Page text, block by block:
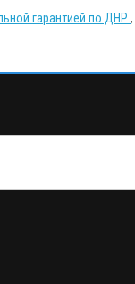
гарантией по ДНР. ,